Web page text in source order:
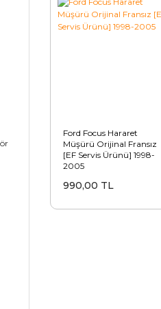
Ford Focus Hararet
Müşürü Orijinal Fransız
[EF Servis Ürünü] 1998-
2005
990,00 TL